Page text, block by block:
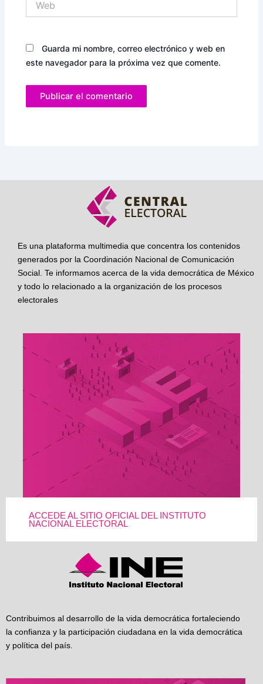
Guarda mi nombre, correo electrónico y web en
este navegador para la próxima vez que comente.
Es una plataforma multimedia que concentra los contenidos
generados por la Coordinación Nacional de Comunicación
Social. Te informamos acerca de la vida democrática de México
y todo lo relacionado a la organización de los procesos
electorales
ACCEDE AL SITIO OFICIAL DEL INSTITUTO
NACIONAL ELECTORAL
Contribuimos al desarrollo de la vida democrática fortaleciendo
la confianza y la participación ciudadana en la vida democrática
y política del país.